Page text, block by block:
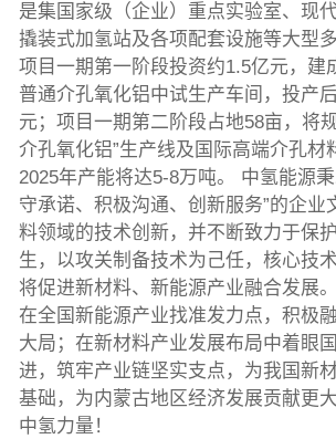
是集国家级（企业）重点实验室、现
撬装式加氢站及各项配套设施等大型
项目一期第一阶段投资约1.5亿元，建
普通介孔氧化铝中试生产车间，投产
元；项目一期第二阶段占地58亩，将
介孔氧化铝”生产线及国际高端介孔材
2025年产能将达5-8万吨。 中氢能源
守承诺、积极沟通、创新服务”的企业
料领域的技术创新，并不断致力于保
生，以攻关制备技术为己任，核心技
将促进新材料、新能源产业融合发展
在全国新能源产业找准发力点，积极
大局；在新材料产业发展布局中着眼
进，筑牢产业链坚实支点，为我国新
基础，为内蒙古地区经济发展贡献更
中氢力量！